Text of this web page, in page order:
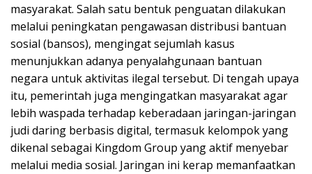
masyarakat. Salah satu bentuk penguatan dilakukan
melalui peningkatan pengawasan distribusi bantuan
sosial (bansos), mengingat sejumlah kasus
menunjukkan adanya penyalahgunaan bantuan
negara untuk aktivitas ilegal tersebut. Di tengah upaya
itu, pemerintah juga mengingatkan masyarakat agar
lebih waspada terhadap keberadaan jaringan-jaringan
judi daring berbasis digital, termasuk kelompok yang
dikenal sebagai Kingdom Group yang aktif menyebar
melalui media sosial. Jaringan ini kerap memanfaatkan